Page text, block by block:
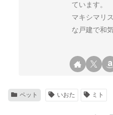
ています。
マキシマリ
な戸建で和
ペット いおた ミト